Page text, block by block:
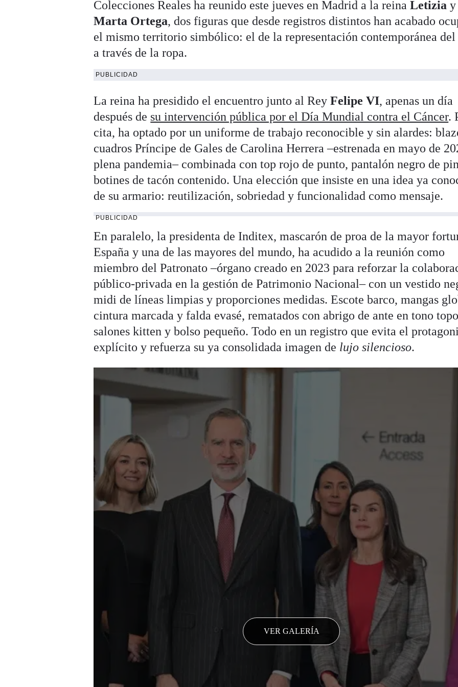
Colecciones Reales ha reunido este jueves en Madrid a la reinaLetiziay
Marta Ortega, dos figuras que desde registros distintos han acabado
el mismo territorio simbólico: el de la representación contemporánea del
a través de la ropa.
PUBLICIDAD
La reina ha presidido el encuentro junto al ReyFelipe VI, apenas un día
después de su intervención pública por el Día Mundial contra el Cáncer.
cita, ha optado por un uniforme de trabajo reconocible y sin alardes:
cuadros Príncipe de Gales de Carolina Herrera –estrenada en mayo de
plena pandemia– combinada con top rojo de punto, pantalón negro de
botines de tacón contenido. Una elección que insiste en una idea ya
de su armario: reutilización, sobriedad y funcionalidad como mensaje.
PUBLICIDAD
En paralelo, la presidenta de Inditex, mascarón de proa de la mayor
España y una de las mayores del mundo, ha acudido a la reunión como
miembro del Patronato –órgano creado en 2023 para reforzar la
público-privada en la gestión de Patrimonio Nacional– con un vestido
midi de líneas limpias y proporciones medidas. Escote barco, mangas
cintura marcada y falda evasé, rematados con abrigo de ante en tono
salones kitten y bolso pequeño. Todo en un registro que evita el
explícito y refuerza su ya consolidada imagen de lujo silencioso.
VER GALERÍA